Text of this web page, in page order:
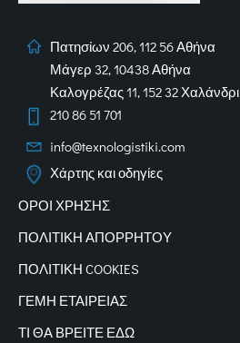
Πατησίων 206, 112 56 Αθήνα
Μάγερ 32, 10438 Αθήνα
Καλογρέζας 11, 152 32 Χαλάνδρι
210 86 51 701
info@texnologistiki.com
Χάρτης και οδηγίες
ΟΡΟΙ ΧΡΗΣΗΣ
ΠΟΛΙΤΙΚΗ ΑΠΟΡΡΗΤΟΥ
ΠΟΛΙΤΙΚΗ COOKIES
ΓΕΜΗ ΕΤΑΙΡΕΙΑΣ
ΤΙ ΘΑ ΒΡΕΙΤΕ ΕΔΩ